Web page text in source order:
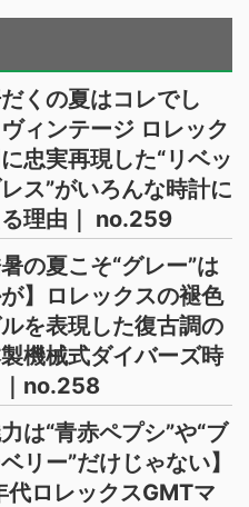
だくの夏はコレでし
ィンテージ ロレック
忠実再現した“リベッ
レス”がいろんな時計に
理由｜ no.259
暑の夏こそ“グレー”は
】ロレックスの褪色
を表現した復古調の
製機械式ダイバーズ時
no.258
力は“青赤ペプシ”や“ブ
リー”だけじゃない】
代ロレックスGMTマ